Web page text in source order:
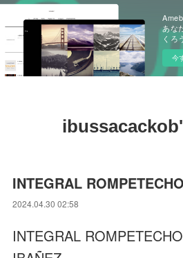
あな
くろう
今
INTEGRAL
2024.04.30 02:58
INTEGRAL